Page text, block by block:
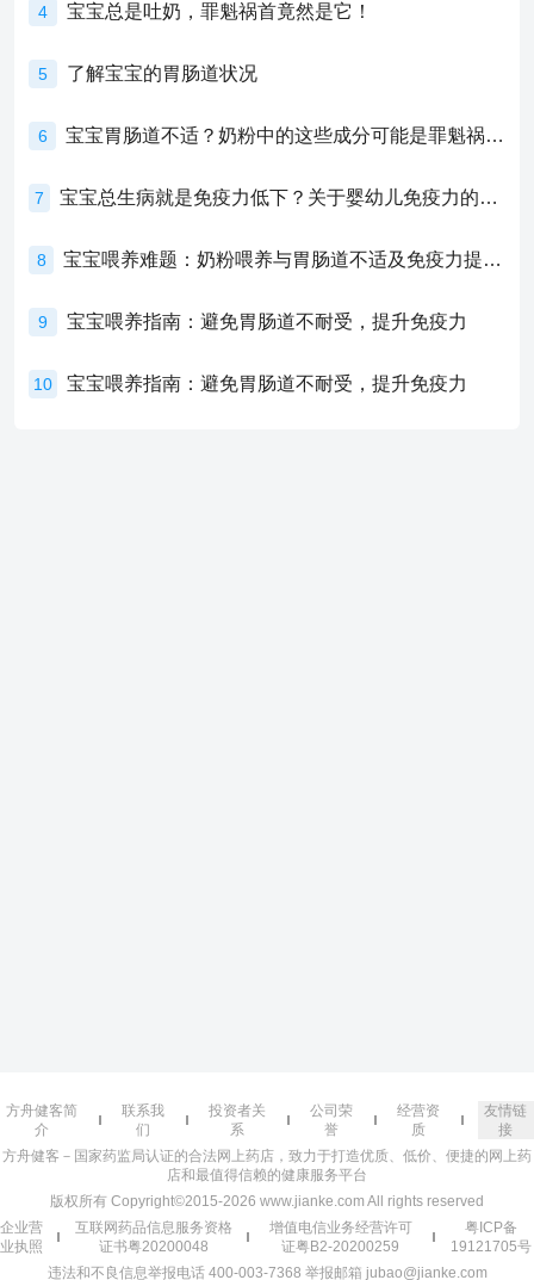
4 宝宝总是吐奶，罪魁祸首竟然是它！
5 了解宝宝的胃肠道状况
6 宝宝胃肠道不适？奶粉中的这些成分可能是罪魁祸首！
7 宝宝总生病就是免疫力低下？关于婴幼儿免疫力的真相，家长必须了解！
8 宝宝喂养难题：奶粉喂养与胃肠道不适及免疫力提升的奥秘
9 宝宝喂养指南：避免胃肠道不耐受，提升免疫力
10 宝宝喂养指南：避免胃肠道不耐受，提升免疫力
方舟健客简
介
联系我
们
投资者关
系
公司荣
誉
经营资
质
友情链
接
方舟健客－国家药监局认证的合法网上药店，致力于打造优质、低价、便捷的网上药
店和最值得信赖的健康服务平台
版权所有 Copyright©2015-2026 www.jianke.com All rights reserved
企业营
业执照
互联网药品信息服务资格
证书粤20200048
增值电信业务经营许可
证粤B2-20200259
粤ICP备
19121705号
违法和不良信息举报电话 400-003-7368 举报邮箱 jubao@jianke.com